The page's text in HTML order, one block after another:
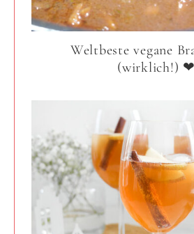
Weltbeste vegane
(wirklich!) ❤